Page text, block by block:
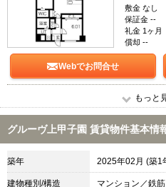
敷金 なし
保証金 --
礼金 1ヶ月
償却 --
Webでお問合せ
もっと
グルーヴ上甲子園 賃貸物件基本情
築年 2025年02月 (築1
建物種別/構造 マンション／鉄